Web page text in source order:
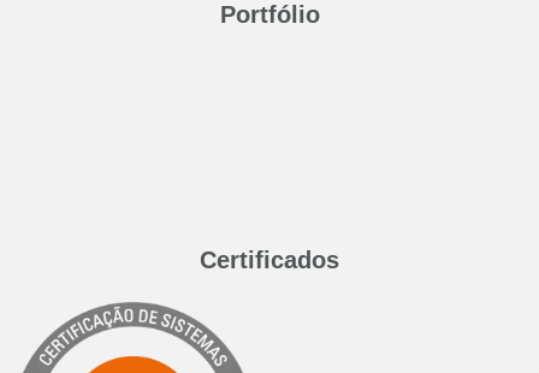
Portfólio
Certificados